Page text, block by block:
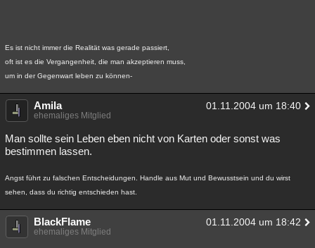
Es ist nicht immer die Realität was gerade passiert,
oft ist es die Vergangenheit, die man akzeptieren muss,
um in der Gegenwart leben zu können-
Amila 01.11.2004 um 18:40
ehemaliges Mitglied
Man sollte sein Leben eben nicht von Karten oder sonst was
bestimmen lassen.
Angst führt zu falschen Entscheidungen. Handle aus Mut und Bewusstsein und du wirst
sehen, dass du richtig entschieden hast.
BlackFlame 01.11.2004 um 18:42
ehemaliges Mitglied